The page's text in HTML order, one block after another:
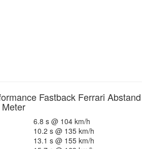
Fastback Ferrari Abstand
6.8 s @ 104 km/h
10.2 s @ 135 km/h
13.1 s @ 155 km/h